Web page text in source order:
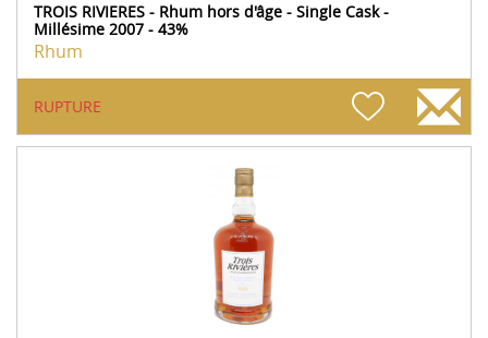
TROIS RIVIERES - Rhum hors d'âge - Single Cask -
Millésime 2007 - 43%
Rhum
RUPTURE